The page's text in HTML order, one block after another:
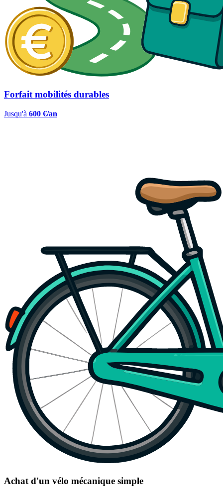
Forfait mobilités durables
Jusqu'à 600 €/an
Achat d'un vélo mécanique simple